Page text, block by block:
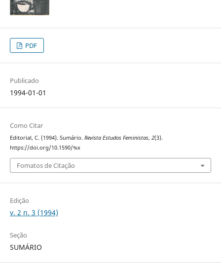
PDF
Publicado
1994-01-01
Como Citar
Editorial, C. (1994). Sumário. Revista Estudos Feministas, 2(3).
https://doi.org/10.1590/%x
Fomatos de Citação
Edição
v. 2 n. 3 (1994)
Seção
SUMÁRIO